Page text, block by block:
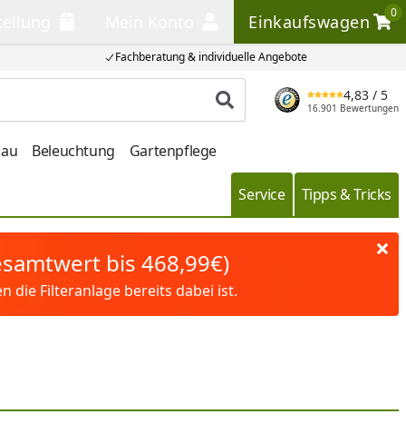
Fachberatung & individuelle Angebote
Einkaufswagen
0
Einkaufswagen
Produkt suchen
4,83 / 5
16.901 Bewertungen
Beleuchtung Gartenpflege
Service Tipps & Tricks
bis 468,99€)
die Filteranlage bereits dabei ist.